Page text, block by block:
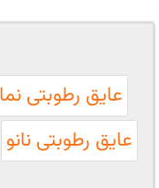
عایق رطوبتی نما
عایق رطوبتی نانو